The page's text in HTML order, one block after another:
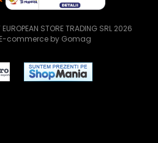
STORE TRADING SRL 2026
commerce by Gomag